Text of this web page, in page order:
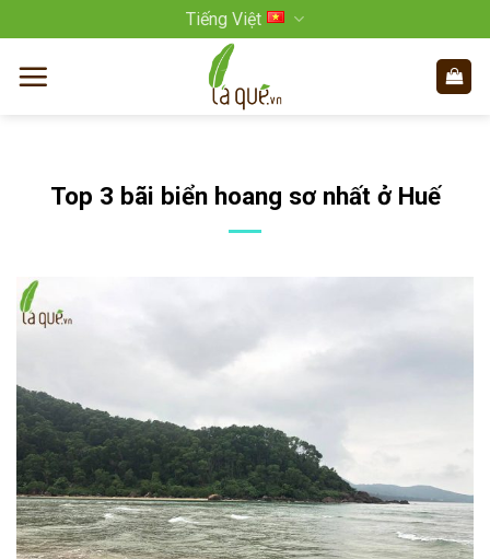
qua
nội
Tiếng Việt
Top 3 bãi biển hoang sơ nhất ở Huế